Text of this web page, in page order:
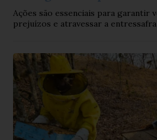
Ações são essenciais para garantir
prejuízos e atravessar a